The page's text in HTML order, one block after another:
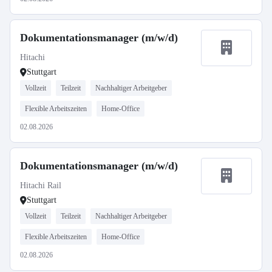
Dokumentationsmanager (m/w/d)
Hitachi
Stuttgart
Vollzeit Teilzeit Nachhaltiger Arbeitgeber
Flexible Arbeitszeiten Home-Office
02.08.2026
Dokumentationsmanager (m/w/d)
Hitachi Rail
Stuttgart
Vollzeit Teilzeit Nachhaltiger Arbeitgeber
Flexible Arbeitszeiten Home-Office
02.08.2026